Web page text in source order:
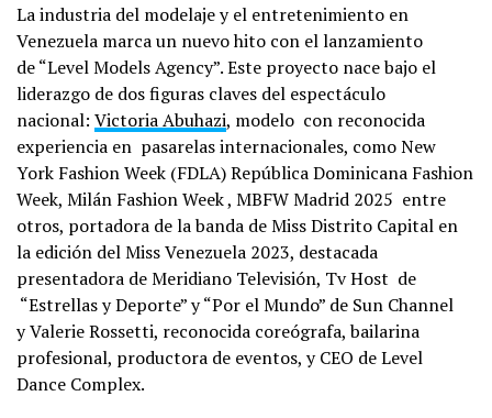
La industria del modelaje y el entretenimiento en
Venezuela marca un nuevo hito con el lanzamiento
de “Level Models Agency”. Este proyecto nace bajo el
liderazgo de dos figuras claves del espectáculo
nacional: Victoria Abuhazi, modelo con reconocida
experiencia en pasarelas internacionales, como New
York Fashion Week (FDLA) República Dominicana Fashion
Week, Milán Fashion Week , MBFW Madrid 2025 entre
otros, portadora de la banda de Miss Distrito Capital en
la edición del Miss Venezuela 2023, destacada
presentadora de Meridiano Televisión, Tv Host de
“Estrellas y Deporte” y “Por el Mundo” de Sun Channel
y Valerie Rossetti, reconocida coreógrafa, bailarina
profesional, productora de eventos, y CEO de Level
Dance Complex.